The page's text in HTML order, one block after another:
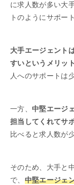
に求人数が多い大
トのようにサポー
大手エージェント
すいというメリット
人へのサポートは
一方、中堅エージ
担当してくれてサ
比べると求人数が
そのため、大手と
で、 中堅エージェ